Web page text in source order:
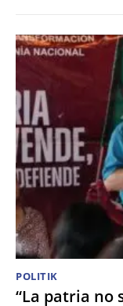
POLITIK
“La patria no